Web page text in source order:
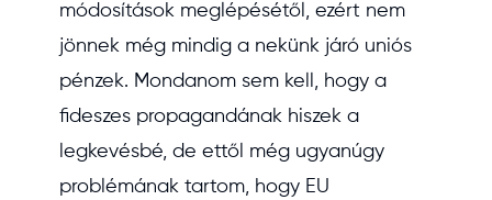
módosítások meglépésétől, ezért nem
jönnek még mindig a nekünk járó uniós
pénzek. Mondanom sem kell, hogy a
fideszes propagandának hiszek a
legkevésbé, de ettől még ugyanúgy
problémának tartom, hogy EU